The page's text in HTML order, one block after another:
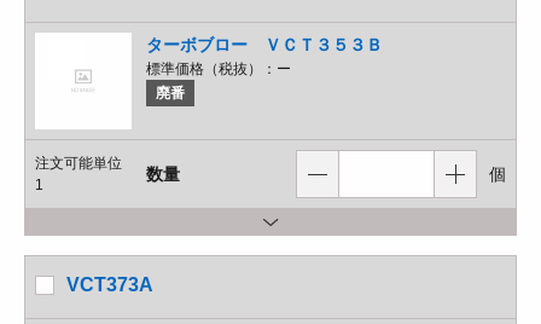
ターボブロー ＶＣＴ３５３Ｂ
標準価格（税抜）： ー
廃番
注文可能単位
1
数量 個
VCT373A